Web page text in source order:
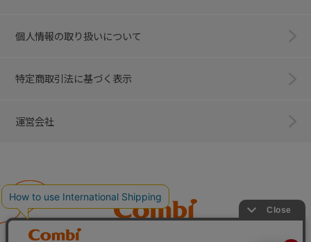
個人情報の取り扱いについて
特定商取引法に基づく表示
運営会社